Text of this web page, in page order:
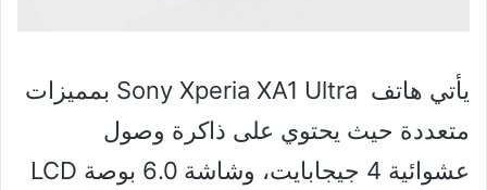
يأتي هاتف Sony Xperia XA1 Ultra بمميزات
متعددة حيث يحتوي على ذاكرة وصول
عشوائية 4 جيجابايت، وشاشة 6.0 بوصة LCD